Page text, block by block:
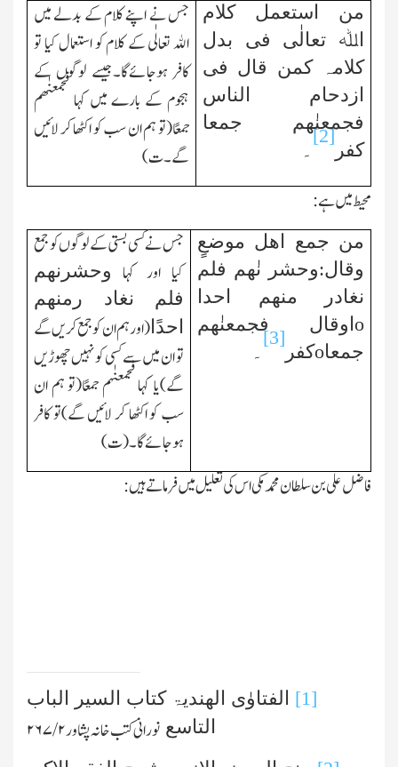
من استعمل کلام
اﷲ تعالٰی فی بدل
کلامہ کمن قال فی
ازدحام الناس
فجمعنٰھم جمعا
کفر
[2]
۔
جس نے اپنے کلام کے بدلے میں
اﷲ تعالٰی کے کلام کو استعمال کیا تو
کافر ہوجائےگا۔جیسے لوگوں کے
ہجوم کے بارے میں کہا فجمعنٰھم
جمعًا(تو ہم ان سب کو اکٹھا کر لائیں
گے۔ت)
محیط میں ہے:
من جمع اھل موضعٍ
وقال:وحشر نٰھم فلم
نغادر منھم احدا
oاوقال فجمعنٰھم
جمعاoکفر
[3]
۔
جس نے کسی بستی کے لوگوں کو جمع
کیا اور کہا وحشرنھم
فلم نغاد رمنھم
احدًا(اور ہم ان کو جمع کریں گے
تو ان میں سے کسی کو نہیں چھوڑیں
گے)یا کہا فجمعنٰہم جمعًا(تو ہم ان
سب کو اکٹھا کر لائیں گے)تو کافر
ہوجائے گا۔(ت)
فاضل علی بن سلطان محمد مکی اس کی تعلیل میں فرماتے ہیں:
[1] الفتاوٰی الھندیۃ کتاب السیر الباب
التاسع نورانی کتب خانہ پشاور۲ /۲۶۷